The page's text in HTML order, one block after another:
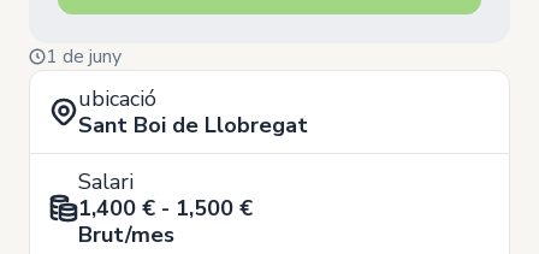
1 de juny
ubicació
Sant Boi de Llobregat
Salari
1,400 € - 1,500 €
Brut/mes